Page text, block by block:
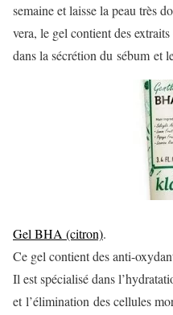
semaine et laisse la peau très
vera, le gel contient des
dans la sécrétion du sébum et
Gel BHA (citron).
Ce gel contient des anti-
Il est spécialisé dans
et l’élimination des cellules